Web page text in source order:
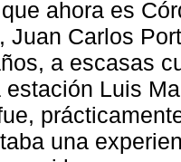
ahora es
Juan Carlos
a escasas
estación Luis
una